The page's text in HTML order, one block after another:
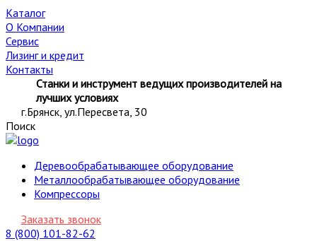
Каталог
О Компании
Сервис
Лизинг и кредит
Контакты
Станки и инструмент ведущих производителей на
лучших условиях
г.Брянск, ул.Пересвета, 30
Поиск
Деревообрабатывающее оборудование
Металлообрабатывающее оборудование
Компрессоры
Заказать звонок
8 (800) 101-82-62